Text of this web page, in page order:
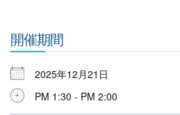
開催期間
2025年12月21日
PM 1:30 - PM 2:00